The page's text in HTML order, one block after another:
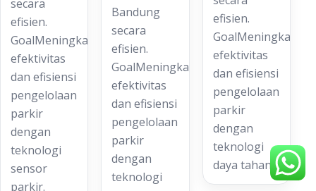
secara
efisien.
GoalMeningkatkan
efektivitas
dan efisiensi
pengelolaan
parkir
dengan
teknologi
sensor
parkir.
Bandung
secara
efisien.
GoalMeningkatkan
efektivitas
dan efisiensi
pengelolaan
parkir
dengan
teknologi
efisien.
GoalMeningkatkan
efektivitas
dan efisiensi
pengelolaan
parkir
dengan
teknologi
daya tahan…